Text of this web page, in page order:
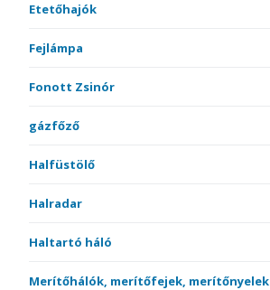
Etetőhajók
Fejlámpa
Fonott Zsinór
gázfőző
Halfüstölő
Halradar
Haltartó háló
Merítőhálók, merítőfejek, merítőnyelek